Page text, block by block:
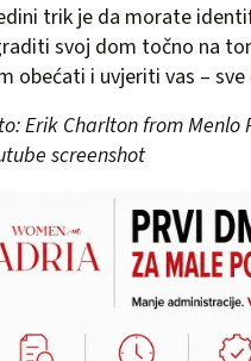
trik je da morate
svoj dom točno na
obećati i uvjeriti vas –
Erik Charlton from Menlo
screenshot